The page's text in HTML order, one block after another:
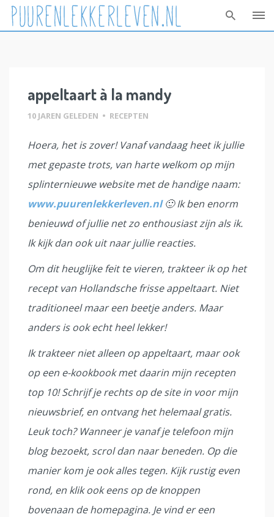
appeltaart à la mandy
10 JAREN GELEDEN • RECEPTEN
Hoera, het is zover! Vanaf vandaag heet ik jullie
met gepaste trots, van harte welkom op mijn
splinternieuwe website met de handige naam:
www.puurenlekkerleven.nl🙂 Ik ben enorm
benieuwd of jullie net zo enthousiast zijn als ik.
Ik kijk dan ook uit naar jullie reacties.
Om dit heuglijke feit te vieren, trakteer ik op het
recept van Hollandsche frisse appeltaart. Niet
traditioneel maar een beetje anders. Maar
anders is ook echt heel lekker!
Ik trakteer niet alleen op appeltaart, maar ook
op een e-kookbook met daarin mijn recepten
top 10! Schrijf je rechts op de site in voor mijn
nieuwsbrief, en ontvang het helemaal gratis.
Leuk toch? Wanneer je vanaf je telefoon mijn
blog bezoekt, scrol dan naar beneden. Op die
manier kom je ook alles tegen. Kijk rustig even
rond, en klik ook eens op de knoppen
bovenaan de homepagina. Je vind er een